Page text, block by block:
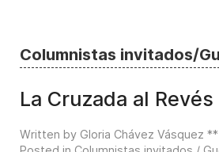
Columnistas invitados/
La Cruzada al Revés
Written by Gloria Chávez Vásquez